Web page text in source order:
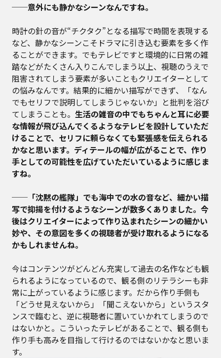
──意外にも静かなシーンなんですね。
時計の針の音が“チクタク”となる描写で時間を表現する
など、静かなシーンこそドラマに引き込む要素を多く作
ることができます。でもテレビですと環境的に日常の雑
踏などがたくさん入りこんでしまう以上、視聴のうえで
阻害されてしまう要素が多いこともクリエイターとして
の悩みなんです。結果的に細かい描写ができず、「なん
でもセリフで説明してしまうじゃないか」と批判を浴び
てしまうことも。 生活の雑音の中でもちゃんと耳に必要
な情報が飛び込んでくるようなテレビを設計していただ
けることで、セリフに頼らなくても緊張感を伝えられる
かなと思います。ディテールの幅が広がることで、作り
手としての可能性を広げていただいているように感じま
すね。
──「沈黙の艦隊」でも海中での水の音など、細かい描
写で抑揚を付けるようなシーンが数多くありました。今
後はクリエイターによって作り込まれたシーンの細かい
妙や、その意図を多くの視聴者が受け取れるようになる
かもしれませんね。
今はコンテンツがどんどん充実して過去の名作なども観
られるようになっているので、観る側のリテラシーも非
常に上がっているように感じます。だから作り手側も
「どうせ見えないから」「聞こえないから」というスタ
ンスで臨むと、逆に視聴者に置いていかれてしまうので
はないかと。こういったテレビがあることで、観る側も
作り手も高みを目指して行けるのではないかなと思いま
す。